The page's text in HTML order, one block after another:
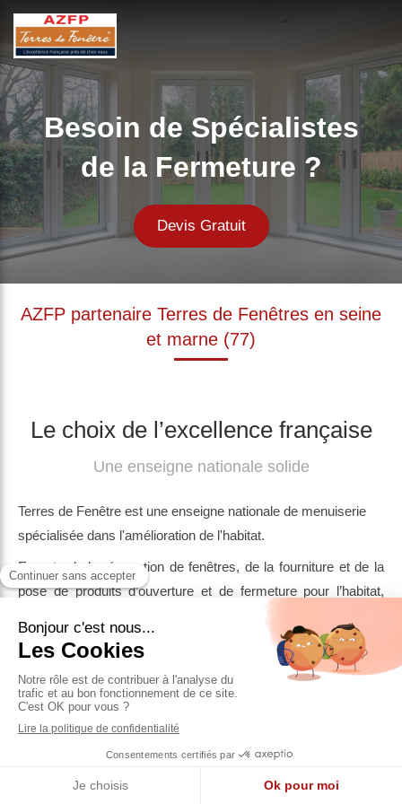
Besoin de Spécialistes
de la Fermeture ?
Devis Gratuit
AZFP partenaire Terres de Fenêtres en seine
et marne (77)
Le choix de l’excellence française
Une enseigne nationale solide
Terres de Fenêtre est une enseigne nationale de menuiserie
spécialisée dans l'amélioration de l'habitat.
Experte de la rénovation de fenêtres, de la fourniture et de la
pose de produits d’ouverture et de fermeture pour l’habitat,
fenêtres, portes fenêtres, baies coulissantes en PVC, ALU,
bois, mixte, volets roulants et battants, portes d’entrée,
portails, portes de garage, stores, pergolas, domotique et
solutions de sécurité.